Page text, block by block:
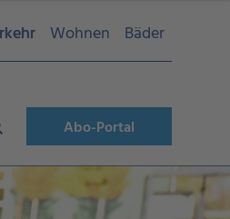
Wohnen Bäder
Abo-Portal